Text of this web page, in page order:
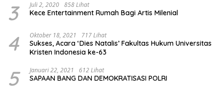
3 Juli 2, 2020 858 Lihat
Kece Entertainment Rumah Bagi Artis Milenial
4 Oktober 18, 2021 717 Lihat
Sukses, Acara ‘Dies Natalis’ Fakultas Hukum Universitas
Kristen Indonesia ke-63
5 Januari 22, 2021 612 Lihat
SAPAAN BANG DAN DEMOKRATISASI POLRI